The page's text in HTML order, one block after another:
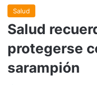
Salud
Salud
protegerse
sarampión